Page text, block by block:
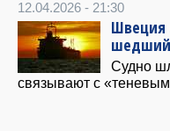
12.04.2026 - 21:30
Швеция
шедший
Судно
связывают с